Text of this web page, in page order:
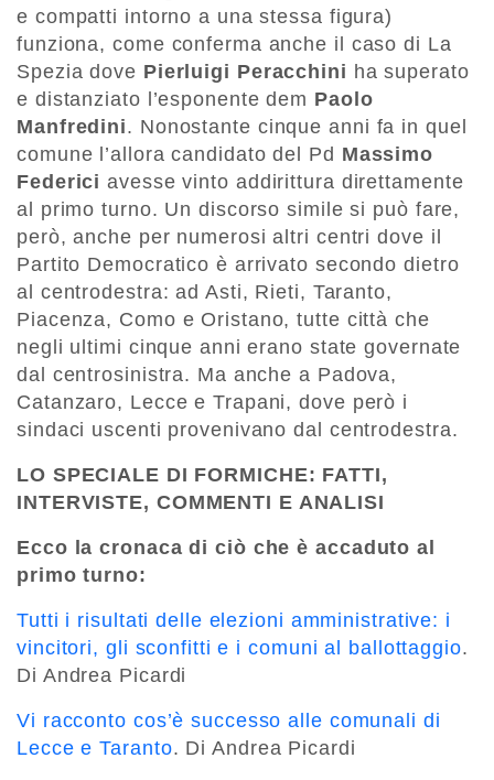
e compatti intorno a una stessa figura)
funziona, come conferma anche il caso di La
Spezia dove Pierluigi Peracchini ha superato
e distanziato l’esponente dem Paolo
Manfredini. Nonostante cinque anni fa in quel
comune l’allora candidato del Pd Massimo
Federici avesse vinto addirittura direttamente
al primo turno. Un discorso simile si può fare,
però, anche per numerosi altri centri dove il
Partito Democratico è arrivato secondo dietro
al centrodestra: ad Asti, Rieti, Taranto,
Piacenza, Como e Oristano, tutte città che
negli ultimi cinque anni erano state governate
dal centrosinistra. Ma anche a Padova,
Catanzaro, Lecce e Trapani, dove però i
sindaci uscenti provenivano dal centrodestra.
LO SPECIALE DI FORMICHE: FATTI,
INTERVISTE, COMMENTI E ANALISI
Ecco la cronaca di ciò che è accaduto al
primo turno:
Tutti i risultati delle elezioni amministrative: i
vincitori, gli sconfitti e i comuni al ballottaggio.
Di Andrea Picardi
Vi racconto cos’è successo alle comunali di
Lecce e Taranto. Di Andrea Picardi